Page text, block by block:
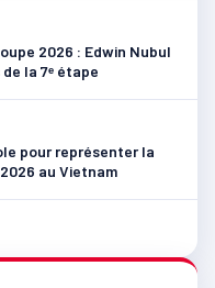
2026 : Edwin Nubul
la 7ᵉ étape
pour représenter la
au Vietnam